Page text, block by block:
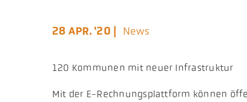
28 APR. '20 | News
120 Kommunen mit neuer Infrastruktur
​Mit der E-Rechnungsplattform können